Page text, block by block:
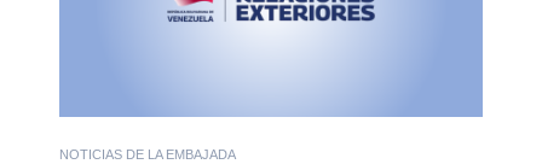
NOTICIAS DE LA EMBAJADA